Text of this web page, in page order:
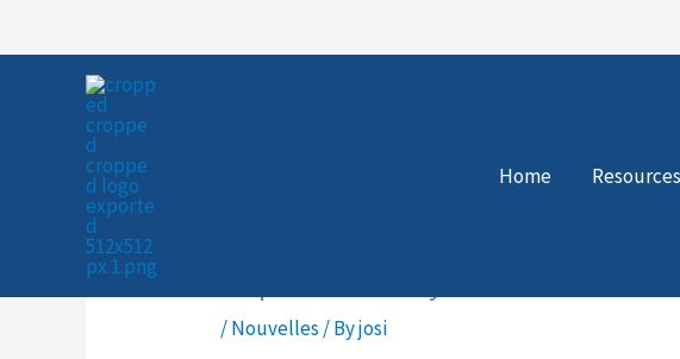
to
Home Resources
/Nouvelles / Byjosi